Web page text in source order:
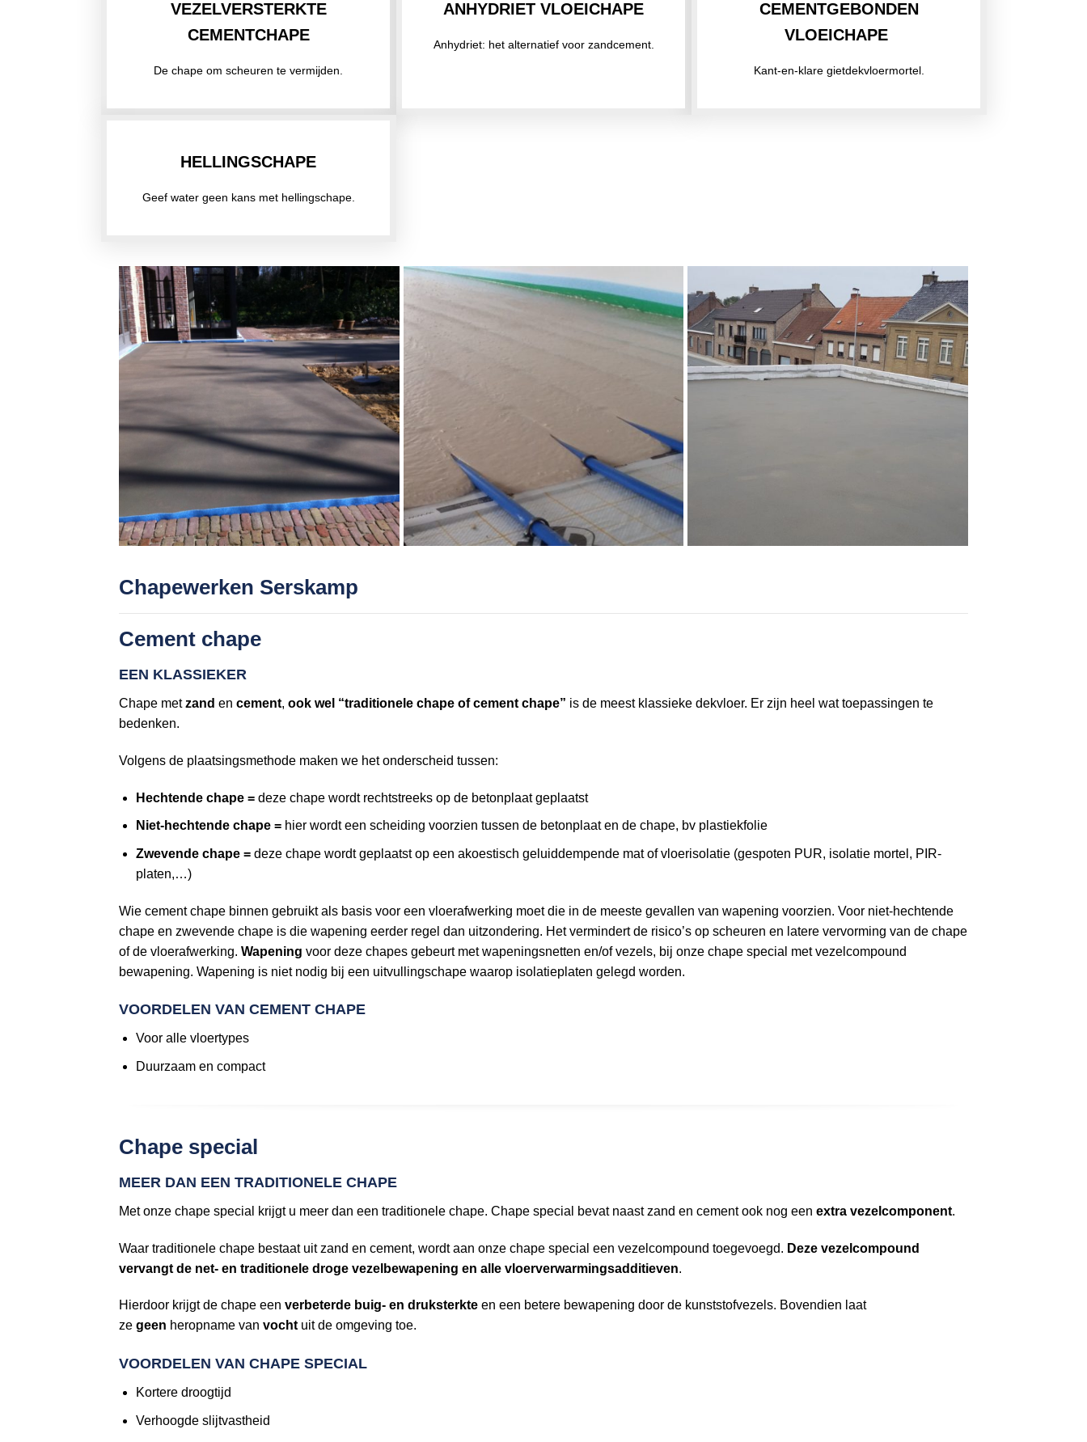
VEZELVERSTERKTE
CEMENTCHAPE
De chape om scheuren te vermijden.
ANHYDRIET VLOEICHAPE
Anhydriet: het alternatief voor zandcement.
CEMENTGEBONDEN
VLOEICHAPE
Kant-en-klare gietdekvloermortel.
HELLINGSCHAPE
Geef water geen kans met hellingschape.
Chapewerken Serskamp
Cement chape
EEN KLASSIEKER
Chape metzand en cement, ook wel “traditionele chape of cement chape” is de meest klassieke dekvloer. Er zijn heel wat toepassingen te
bedenken.
Volgens de plaatsingsmethode maken we het onderscheid tussen:
Hechtende chape = deze chape wordt rechtstreeks op de betonplaat geplaatst
Niet-hechtende chape = hier wordt een scheiding voorzien tussen de betonplaat en de chape, bv plastiekfolie
Zwevende chape = deze chape wordt geplaatst op een akoestisch geluiddempende mat of vloerisolatie (gespoten PUR, isolatie mortel, PIR-
platen,…)
Wie cement chape binnen gebruikt als basis voor een vloerafwerking moet die in de meeste gevallen van wapening voorzien. Voor niet-hechtende
chape en zwevende chape is die wapening eerder regel dan uitzondering. Het vermindert de risico’s op scheuren en latere vervorming van de chape
of de vloerafwerking. Wapening voor deze chapes gebeurt met wapeningsnetten en/of vezels, bij onze chape special met vezelcompound
bewapening. Wapening is niet nodig bij een uitvullingschape waarop isolatieplaten gelegd worden.
VOORDELEN VAN CEMENT CHAPE
Voor alle vloertypes
Duurzaam en compact
Chape special
MEER DAN EEN TRADITIONELE CHAPE
Met onze chape special krijgt u meer dan een traditionele chape. Chape special bevat naast zand en cement ook nog een extra vezelcomponent.
Waar traditionele chape bestaat uit zand en cement, wordt aan onze chape special een vezelcompound toegevoegd. Deze vezelcompound
vervangt de net- en traditionele droge vezelbewapening en alle vloerverwarmingsadditieven.
Hierdoor krijgt de chape een verbeterde buig- en druksterkte en een betere bewapening door de kunststofvezels. Bovendien laat
ze geen heropname van vocht uit de omgeving toe.
VOORDELEN VAN CHAPE SPECIAL
Kortere droogtijd
Verhoogde slijtvastheid